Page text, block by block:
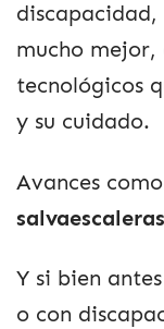
mucho mejor,
tecnológicos
y su cuidado.
Avances como
salvaescaleras
Y si bien
o con